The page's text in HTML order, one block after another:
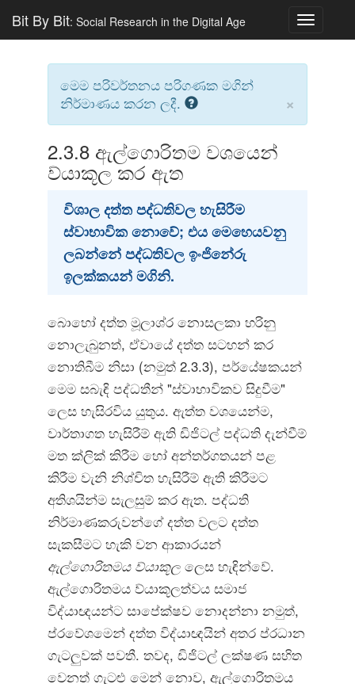
Toggle
Bit By Bit: Social Research in the Digital Age
මෙම පරිවර්තනය පරිගණක මගින්
නිර්මාණය කරන ලදී.
×
2.3.8 ඇල්ගොරිතම වශයෙන්
ව්යාකූල කර ඇත
විශාල දත්ත පද්ධතිවල හැසිරීම
ස්වාභාවික නොවේ; එය මෙහෙයවනු
ලබන්නේ පද්ධතිවල ඉංජිනේරු
ඉලක්කයන් මගිනි.
බොහෝ දත්ත මූලාශ්ර නොසලකා හරිනු
නොලැබුනත්, ඒවායේ දත්ත සටහන් කර
නොතිබීම නිසා (නමුත් 2.3.3), පර්යේෂකයන්
මෙම සබැඳි පද්ධතීන් "ස්වාභාවිකව සිදුවීම"
ලෙස හැසිරවිය යුතුය. ඇත්ත වශයෙන්ම,
වාර්තාගත හැසිරීම් ඇති ඩිජිටල් පද්ධති දැන්වීම්
මත ක්ලික් කිරීම හෝ අන්තර්ගතයන් පළ
කිරීම වැනි නිශ්චිත හැසිරීම් ඇති කිරීමට
අතිශයින්ම සැලසුම් කර ඇත. පද්ධති
නිර්මාණකරුවන්ගේ දත්ත වලට දත්ත
සැකසීමට හැකි වන ආකාරයන්
ඇල්ගොරිතමය ව්යාකූල ලෙස හැඳින්වේ.
ඇල්ගොරිතමය ව්යාකූලත්වය සමාජ
විද්යාඥයන්ට සාපේක්ෂව නොදන්නා නමුත්,
ප්රවේශමෙන් දත්ත විද්යාඥයින් අතර ප්රධාන
ගැටලුවක් පවතී. තවද, ඩිජිටල් ලක්ෂණ සහිත
වෙනත් ගැටළු මෙන් නොව, ඇල්ගොරිතමය